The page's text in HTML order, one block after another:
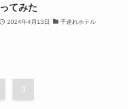
ってみた
2024年4月13日 子連れホテル
3